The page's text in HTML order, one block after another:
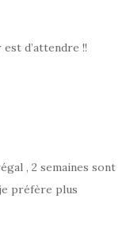
d’attendre !!
, 2 semaines sont
préfère plus